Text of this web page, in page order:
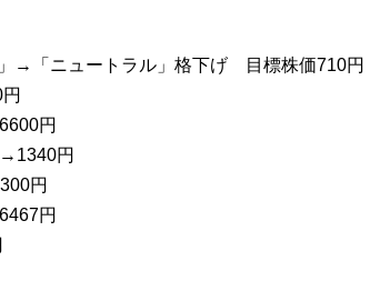
→「ニュートラル」格下げ 目標株価710円
円
円
円
円